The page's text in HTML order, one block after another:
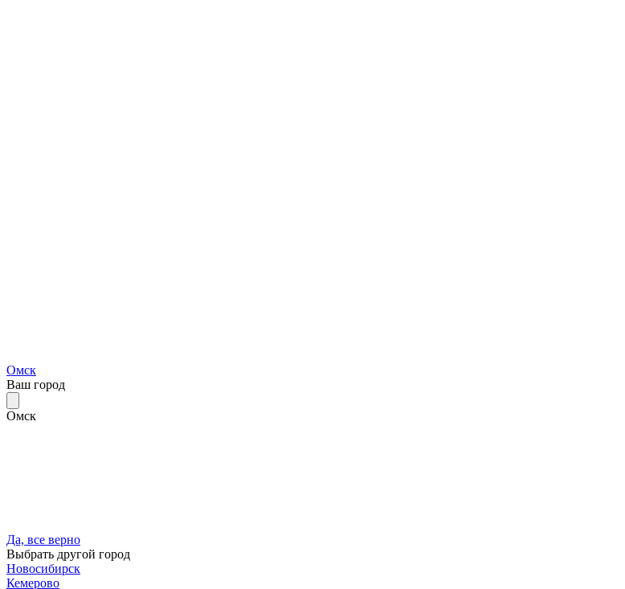
Омск
Ваш город
Омск
Да, все верно
Выбрать другой город
Новосибирск
Кемерово